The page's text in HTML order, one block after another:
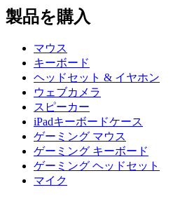
製品を購入
マウス
キーボード
ヘッドセット & イヤホン
ウェブカメラ
スピーカー
iPadキーボードケース
ゲーミング マウス
ゲーミング キーボード
ゲーミング ヘッドセット
マイク